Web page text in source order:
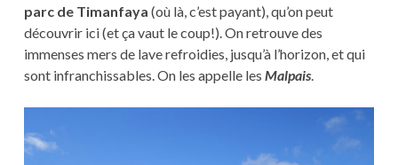
parc de Timanfaya (où là, c’est payant), qu’on peut
découvrir ici (et ça vaut le coup!). On retrouve des
immenses mers de lave refroidies, jusqu’à l’horizon, et qui
sont infranchissables. On les appelle les Malpais.